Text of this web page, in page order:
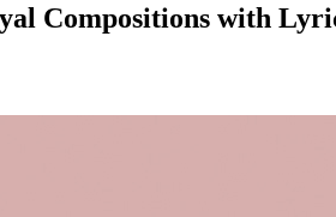
Compositions with